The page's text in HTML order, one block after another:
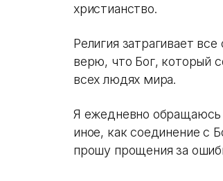
христианство.
Религия затрагивает
верю, что Бог, который
всех людях мира.
Я ежедневно
иное, как соединение с
прошу прощения за